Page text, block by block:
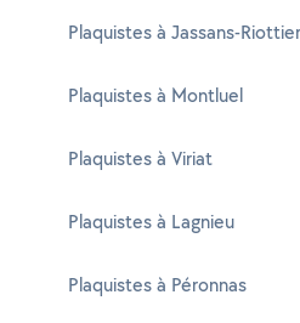
Plaquistes à Jassans-Riottier
Plaquistes à Montluel
Plaquistes à Viriat
Plaquistes à Lagnieu
Plaquistes à Péronnas